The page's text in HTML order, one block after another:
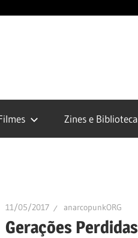
Zines e Biblioteca
11/05/2017 anarcopunkORG
Gerações Perdidas